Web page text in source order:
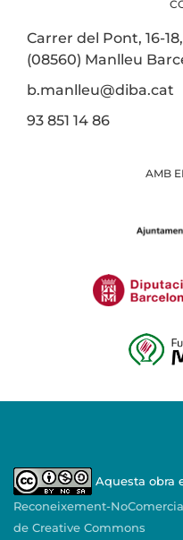
Carrer del Pont, 16-
(08560) Manlleu
b.manlleu@diba.cat
93 851 14 86
AMB
Aquesta obra
Reconeixement-
de Creative Commons